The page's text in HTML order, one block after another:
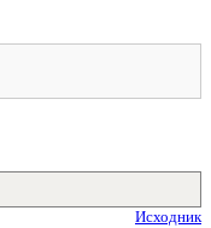
Исходник